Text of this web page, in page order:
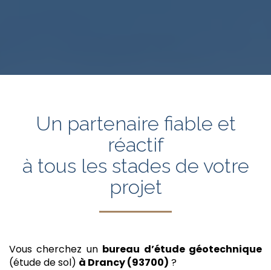
Un partenaire fiable et
réactif
à tous les stades de votre
projet
Vous cherchez un bureau d’étude géotechnique
(étude de sol) à Drancy (93700) ?